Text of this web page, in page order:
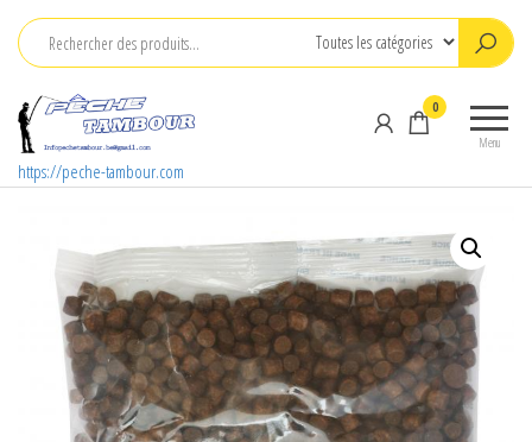
Aller
https://peche-tambour.com
Menu
0